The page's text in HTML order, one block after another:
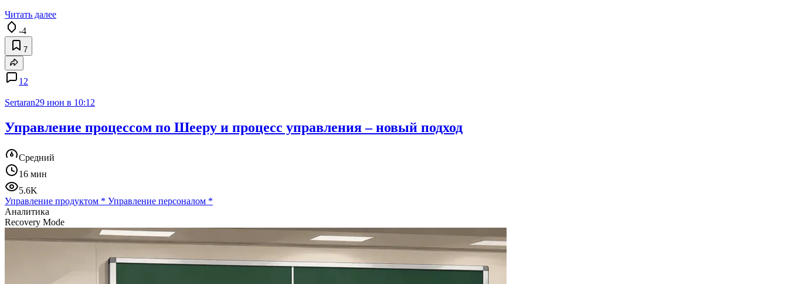
Читать далее
-4
7
12
Sertaran29 июн в 10:12
Управление процессом по Шееру и процесс управления – новый подход
Средний
16 мин
5.6K
Управление продуктом * Управление персоналом *
Аналитика
Recovery Mode